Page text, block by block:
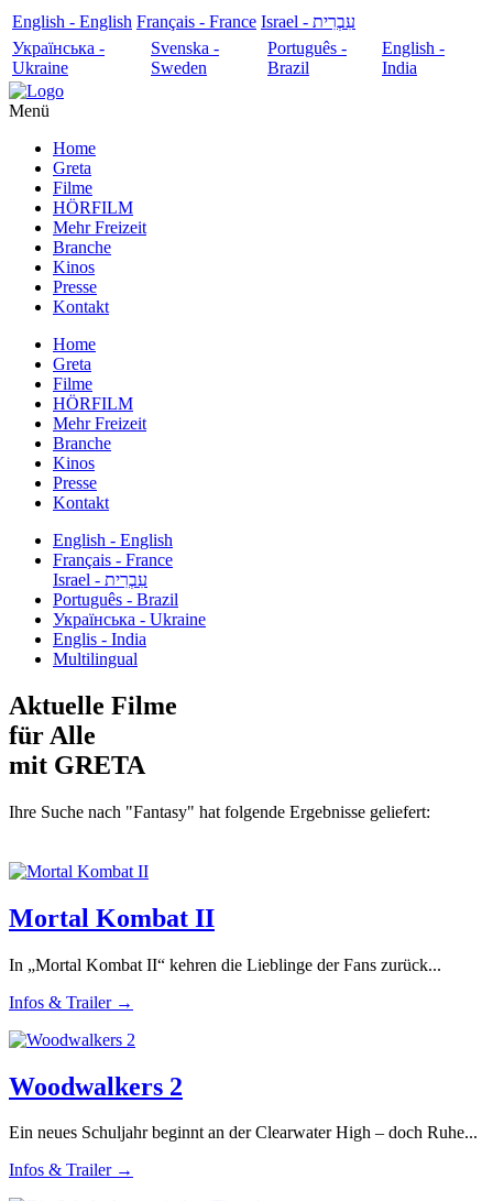
English - English Français - France
עִבְרִית - Israel
Українська -
Ukraine
Svenska -
Sweden
Português -
Brazil
English -
India
Menü
Home
Greta
Filme
HÖRFILM
Mehr Freizeit
Branche
Kinos
Presse
Kontakt
Home
Greta
Filme
HÖRFILM
Mehr Freizeit
Branche
Kinos
Presse
Kontakt
English - English
Français - France
עִבְרִית - Israel
Português - Brazil
Українська - Ukraine
Englis - India
Multilingual
Aktuelle Filme
für Alle
mit GRETA
Ihre Suche nach "Fantasy" hat folgende Ergebnisse geliefert:
Mortal Kombat II
In „Mortal Kombat II“ kehren die Lieblinge der Fans zurück...
Infos & Trailer →
Woodwalkers 2
Ein neues Schuljahr beginnt an der Clearwater High – doch Ruhe...
Infos & Trailer →